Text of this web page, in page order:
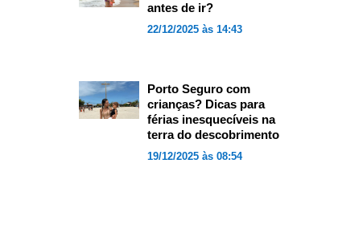
antes de ir?
22/12/2025 às 14:43
Porto Seguro com
crianças? Dicas para
férias inesquecíveis na
terra do descobrimento
19/12/2025 às 08:54